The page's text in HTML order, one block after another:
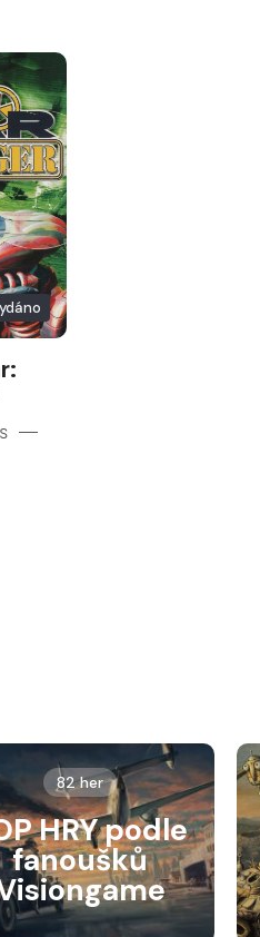
—
82 her
HRY podle
fanoušků